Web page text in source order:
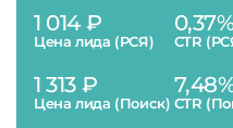
1 014 ₽
Цена лида (РСЯ)
0,37%
CTR
1 313 ₽
Цена лида (Поиск) CTR